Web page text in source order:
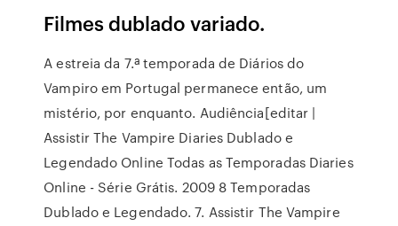
Filmes dublado variado.
A estreia da 7.ª temporada de Diários do
Vampiro em Portugal permanece então, um
mistério, por enquanto. Audiência[editar |
Assistir The Vampire Diaries Dublado e
Legendado Online Todas as Temporadas Diaries
Online - Série Grátis. 2009 8 Temporadas
Dublado e Legendado. 7. Assistir The Vampire